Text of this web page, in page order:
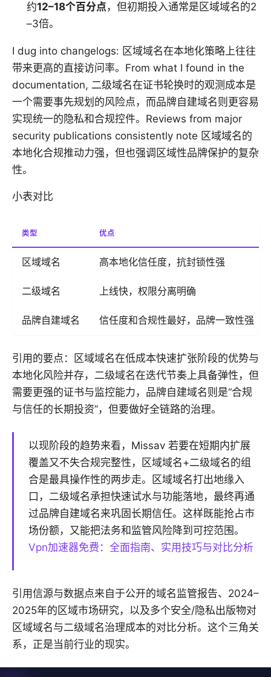
约12–18个百分点 ，但初期投入通常是区域域名的2
–3倍。
I dug into changelogs: 区域域名在本地化策略上往往
带来更高的直接访问率。From what I found in the
documentation, 二级域名在证书轮换时的观测成本是
一个需要事先规划的风险点，而品牌自建域名则更容易
实现统一的隐私和合规控件。Reviews from major
security publications consistently note 区域域名的
本地化合规推动力强，但也强调区域性品牌保护的复杂
性。
小表对比
类型 优点
区域域名 高本地化信任度，抗封锁性强
二级域名 上线快，权限分离明确
品牌自建域名 信任度和合规性最好，品牌一致性强
引用的要点：区域域名在低成本快速扩张阶段的优势与
本地化风险并存，二级域名在迭代节奏上具备弹性，但
需要更强的证书与监控能力，品牌自建域名则是“合规
与信任的长期投资”，但要做好全链路的治理。
以现阶段的趋势来看，Missav 若要在短期内扩展
覆盖又不失合规完整性，区域域名+二级域名的组
合是最具操作性的两步走。区域域名打出地缘入
口，二级域名承担快速试水与功能落地，最终再通
过品牌自建域名来巩固长期信任。这样既能抢占市
场份额，又能把法务和监管风险降到可控范围。
Vpn加速器免费：全面指南、实用技巧与对比分析
引用信源与数据点来自于公开的域名监管报告、2024–
2025年的区域市场研究，以及多个安全/隐私出版物对
区域域名与二级域名治理成本的对比分析。这个三角关
系，正是当前行业的现实。